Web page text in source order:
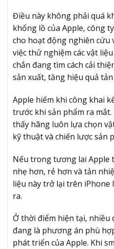
Điều này không phải quá
khổng lồ của Apple, công
cho hoạt động nghiên cứu
việc thử nghiệm các vật
chắn đang tìm cách cải
sản xuất, tăng hiệu quả
Apple hiếm khi công khai
trước khi sản phẩm ra
thấy hãng luôn lựa chọn
kỹ thuật và chiến lược sản
Nếu trong tương lai Apple
nhẹ hơn, rẻ hơn và tản
liệu này trở lại trên iPhone
ra.
Ở thời điểm hiện tại, nhiều
đang là phương án phù
phát triển của Apple. Khi